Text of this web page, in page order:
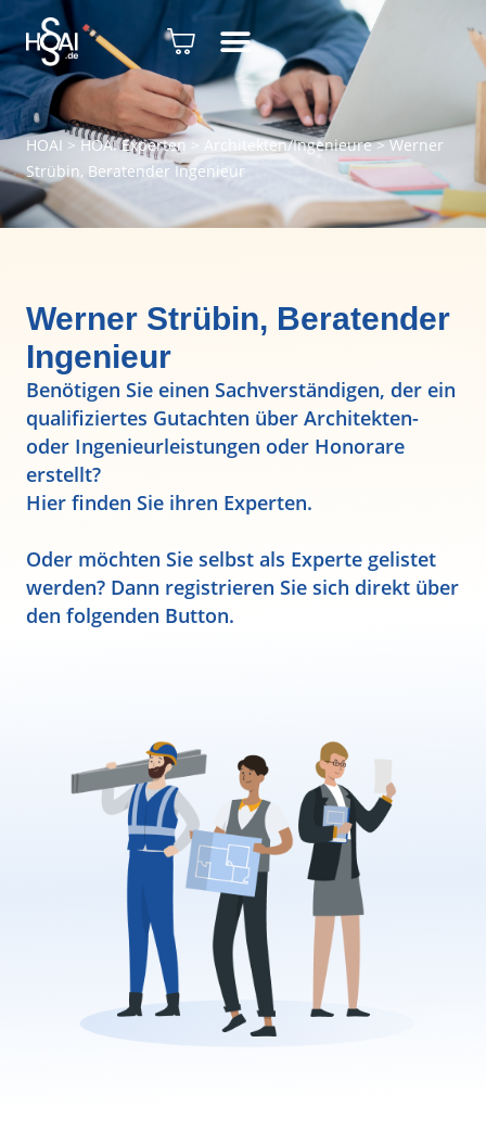
HOAI > HOAI Experten> Architekten/Ingenieure>Werner
Strübin, Beratender Ingenieur
Werner Strübin, Beratender
Ingenieur
Benötigen Sie einen Sachverständigen, der ein
qualifiziertes Gutachten über Architekten-
oder Ingenieurleistungen oder Honorare
erstellt?
Hier finden Sie ihren Experten.
Oder möchten Sie selbst als Experte gelistet
werden? Dann registrieren Sie sich direkt über
den folgenden Button.